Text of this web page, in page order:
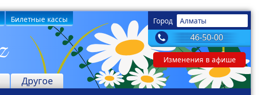
Город Алматы
46-50-00
Изменения в афише
Билетные кассы
Другое